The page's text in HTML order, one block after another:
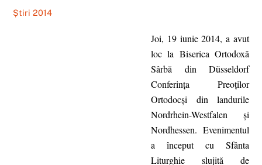
Știri 2014
Joi, 19 iunie 2014, a avut
loc la Biserica Ortodoxă
Sârbă din Düsseldorf
Conferinţa Preoţilor
Ortodocşi din landurile
Nordrhein-Westfalen şi
Nordhessen. Evenimentul
a început cu Sfânta
Liturghie slujită de